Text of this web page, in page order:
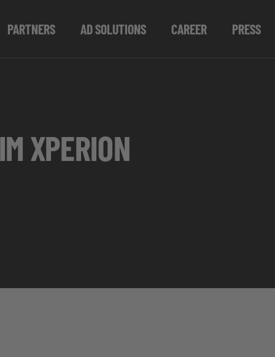
PARTNERS AD SOLUTIONS CAREER PRESS
XPERION